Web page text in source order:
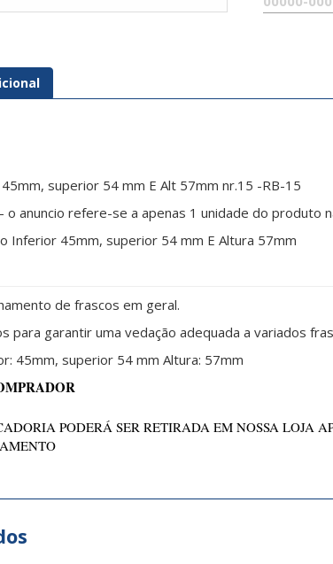
superior 54 mm E Alt 57mm nr.15 -RB-15
anuncio refere-se a apenas 1 unidade do produto
Inferior 45mm, superior 54 mm E Altura 57mm
de frascos em geral.
para garantir uma vedação adequada a variados
45mm, superior 54 mm Altura: 57mm
PODERÁ SER RETIRADA EM NOSSA LOJA